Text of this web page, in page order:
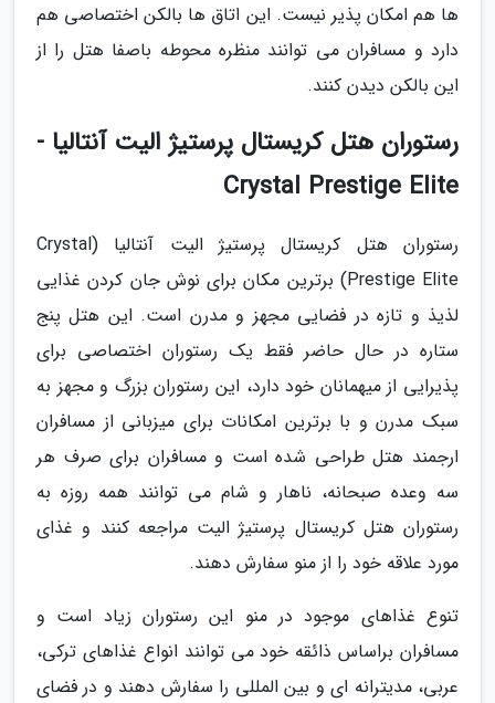
ها هم امکان پذیر نیست. این اتاق ها بالکن اختصاصی هم
دارد و مسافران می توانند منظره محوطه باصفا هتل را از
این بالکن دیدن کنند.
رستوران هتل کریستال پرستیژ الیت آنتالیا -
Crystal Prestige Elite
رستوران هتل کریستال پرستیژ الیت آنتالیا (Crystal
Prestige Elite) برترین مکان برای نوش جان کردن غذایی
لذیذ و تازه در فضایی مجهز و مدرن است. این هتل پنج
ستاره در حال حاضر فقط یک رستوران اختصاصی برای
پذیرایی از میهمانان خود دارد، این رستوران بزرگ و مجهز به
سبک مدرن و با برترین امکانات برای میزبانی از مسافران
ارجمند هتل طراحی شده است و مسافران برای صرف هر
سه وعده صبحانه، ناهار و شام می توانند همه روزه به
رستوران هتل کریستال پرستیژ الیت مراجعه کنند و غذای
مورد علاقه خود را از منو سفارش دهند.
تنوع غذاهای موجود در منو این رستوران زیاد است و
مسافران براساس ذائقه خود می توانند انواع غذاهای ترکی،
عربی، مدیترانه ای و بین المللی را سفارش دهند و در فضای